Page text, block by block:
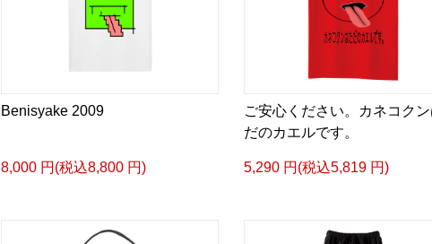
Benisyake 2009
8,000 円(税込8,800 円)
ご安心ください。カネコクン
だのカエルです。
5,290 円(税込5,819 円)